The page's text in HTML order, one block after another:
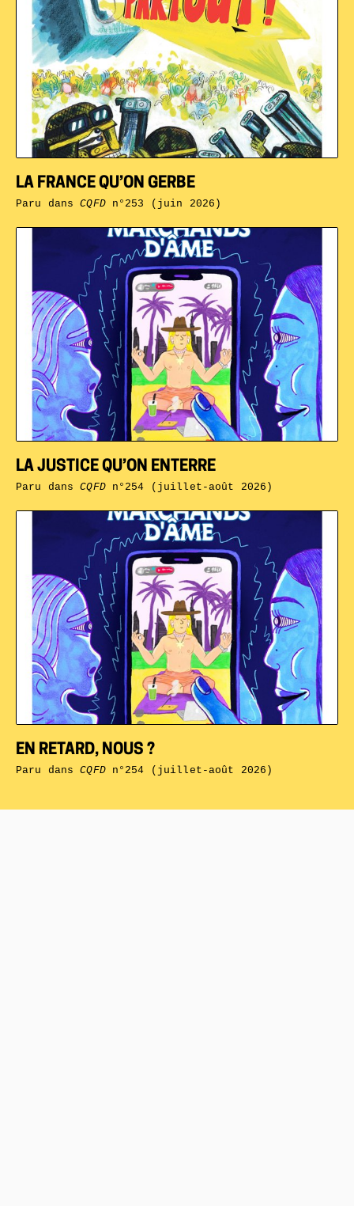
EN RETARD, NOUS ?
Paru dansCQFDn°254 (juillet-août 2026)
LA JUSTICE QU’ON ENTERRE
Paru dansCQFDn°254 (juillet-août 2026)
LA FRANCE QU’ON GERBE
Paru dansCQFDn°253 (juin 2026)